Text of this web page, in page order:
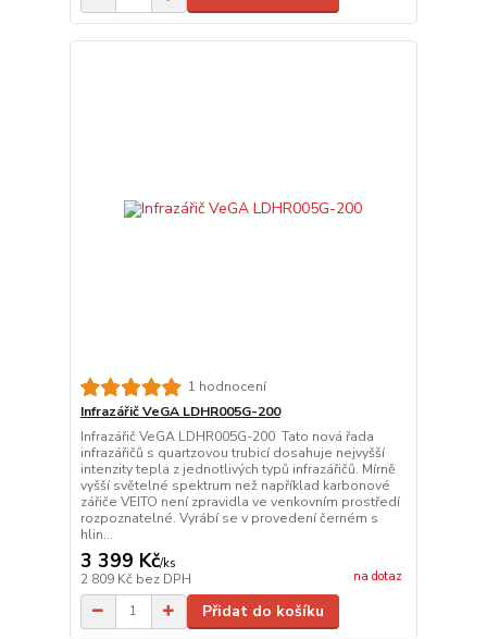
1 hodnocení
Infrazářič VeGA LDHR005G-200
Infrazářič VeGA LDHR005G-200 Tato nová řada
infrazářičů s quartzovou trubicí dosahuje nejvyšší
intenzity tepla z jednotlivých typů infrazářičů. Mírně
vyšší světelné spektrum než například karbonové
zářiče VEITO není zpravidla ve venkovním prostředí
rozpoznatelné. Vyrábí se v provedení černém s
hlin...
3 399 Kč/ks
2 809 Kč bez DPH na dotaz
Přidat do košíku